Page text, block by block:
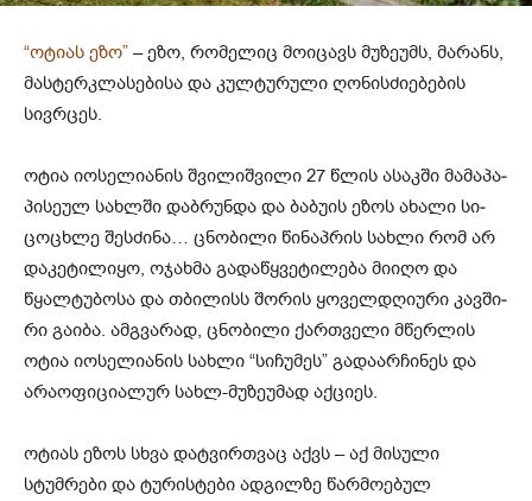
“ოტიას ეზო” – ეზო, რომელიც მოიცავს მუზეუმს, მარანს,
მასტერკლასებისა და კულტურული ღონისძიებების
სივრცეს.
ოტია იოსელიანის შვილიშვილი 27 წლის ასაკ­ში მა­მა­პა­
პი­სე­ულ სახ­ლში დაბ­რუნ­და და ბა­ბუ­ის ეზოს ახა­ლი სი­
ცო­ცხლე შეს­ძი­ნა… ცნო­ბი­ლი წი­ნაპ­რის სახ­ლი რომ არ
და­კე­ტი­ლი­ყო, ოჯახ­მა გა­და­წყვე­ტი­ლე­ბა მი­ი­ღო და
წყალ­ტუ­ბო­სა და თბი­ლისს შო­რის ყო­ველ­დღი­უ­რი კავ­ში­
რი გა­ი­ბა. ამ­გვა­რად, ცნო­ბი­ლი ქარ­თვე­ლი მწერ­ლის
ოტია იო­სე­ლი­ა­ნის სახ­ლი “სი­ჩუ­მეს” გა­და­არ­ჩი­ნეს და
არა­ო­ფი­ცი­ა­ლურ სახლ-მუ­ზე­უ­მად აქ­ცი­ეს.
ოტიას ეზოს სხვა დატვირთვაც აქვს – აქ მისული
სტუმრები და ტურისტები ადგილზე წარმოებულ